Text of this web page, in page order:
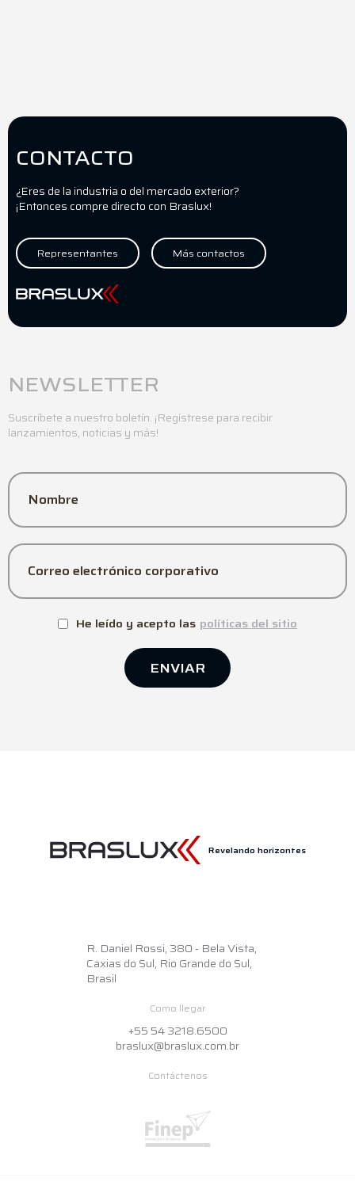
CONTACTO
¿Eres de la industria o del mercado exterior?
¡Entonces compre directo con Braslux!
Representantes Más contactos
NEWSLETTER
Suscríbete a nuestro boletín. ¡Regístrese para recibir
lanzamientos, noticias y más!
Nombre
Correo electrónico corporativo
He leído y acepto las políticas del sitio
ENVIAR
Revelando horizontes
R. Daniel Rossi, 380 - Bela Vista,
Caxias do Sul, Rio Grande do Sul,
Brasil
Como llegar
+55 54 3218.6500
braslux@braslux.com.br
Contáctenos